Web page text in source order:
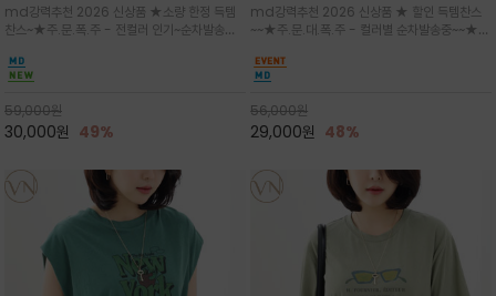
는 가벼운 코튼 터치의 반팔 티셔츠입니
다
md강력추천 2026 신상품 ★소량 한정 득템
찬스~★주.문.폭.주 - 전컬러 인기~순차발송중
아(Sepia)나 파스텔 톤의 해변 풍경으로 세련
된 뮤트톤 컬러 팔레트로 빈티지한 무드의 선샤
인 프린트가 더해져 담백하면서도 감각
59,000원
30,000원 49%
의 미를 살려 말의 윤곽선만 스케치하여
감성을 담은 아이템
md강력추천 2026 신상품 ★ 할인 득템찬스
~~★주.문.대.폭.주 - 컬러별 순차발송중~~★프
말(Horse) 드로잉 티셔츠는 여유로운 실루엣과
감각적인 아트워크로 고급스러운 여름 스타일링
을 완성할 수 있습니다
56,000원
29,000원 48%